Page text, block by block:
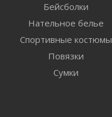
Бейсболки
Нательное белье
Спортивные костюмы
Повязки
Сумки